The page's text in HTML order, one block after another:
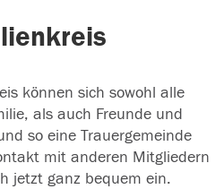
können sich sowohl alle
als auch Freunde und
so eine Trauergemeinde
mit anderen Mitgliedern
jetzt ganz bequem ein.